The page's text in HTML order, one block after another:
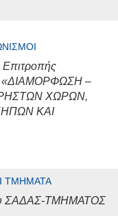
Επιτροπής
«ΔΙΑΜΟΡΦΩΣΗ –
ΧΩΡΩΝ,
ΚΑΙ
ΤΜΉΜΑΤΑ
ΣΑΔΑΣ-ΤΜΗΜΑΤΟΣ